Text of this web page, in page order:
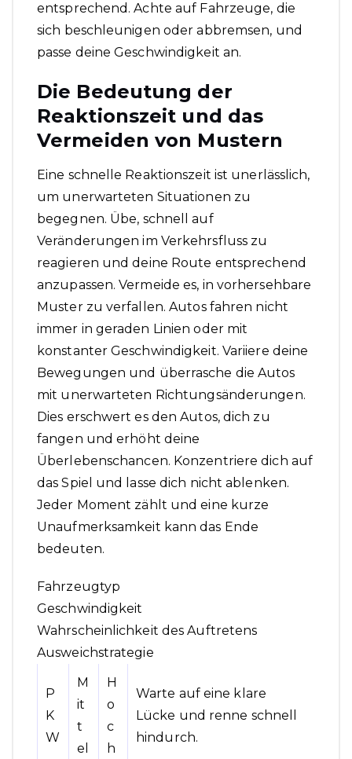
entsprechend. Achte auf Fahrzeuge, die
sich beschleunigen oder abbremsen, und
passe deine Geschwindigkeit an.
Die Bedeutung der
Reaktionszeit und das
Vermeiden von Mustern
Eine schnelle Reaktionszeit ist unerlässlich,
um unerwarteten Situationen zu
begegnen. Übe, schnell auf
Veränderungen im Verkehrsfluss zu
reagieren und deine Route entsprechend
anzupassen. Vermeide es, in vorhersehbare
Muster zu verfallen. Autos fahren nicht
immer in geraden Linien oder mit
konstanter Geschwindigkeit. Variiere deine
Bewegungen und überrasche die Autos
mit unerwarteten Richtungsänderungen.
Dies erschwert es den Autos, dich zu
fangen und erhöht deine
Überlebenschancen. Konzentriere dich auf
das Spiel und lasse dich nicht ablenken.
Jeder Moment zählt und eine kurze
Unaufmerksamkeit kann das Ende
bedeuten.
Fahrzeugtyp
Geschwindigkeit
Wahrscheinlichkeit des Auftretens
Ausweichstrategie
P
K
W
M
it
t
el
H
o
c
h
Warte auf eine klare
Lücke und renne schnell
hindurch.